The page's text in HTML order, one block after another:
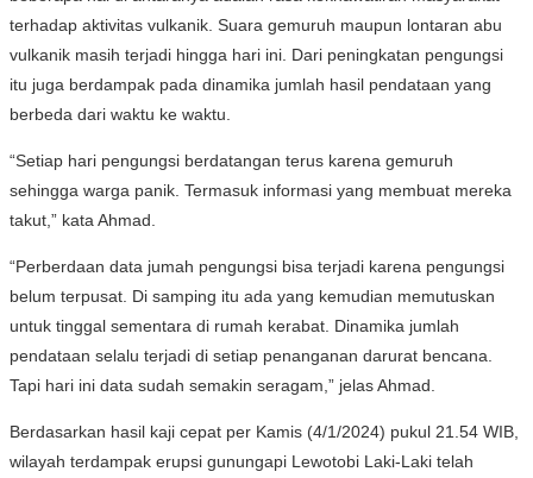
terhadap aktivitas vulkanik. Suara gemuruh maupun lontaran abu
vulkanik masih terjadi hingga hari ini. Dari peningkatan pengungsi
itu juga berdampak pada dinamika jumlah hasil pendataan yang
berbeda dari waktu ke waktu.
“Setiap hari pengungsi berdatangan terus karena gemuruh
sehingga warga panik. Termasuk informasi yang membuat mereka
takut,” kata Ahmad.
“Perberdaan data jumah pengungsi bisa terjadi karena pengungsi
belum terpusat. Di samping itu ada yang kemudian memutuskan
untuk tinggal sementara di rumah kerabat. Dinamika jumlah
pendataan selalu terjadi di setiap penanganan darurat bencana.
Tapi hari ini data sudah semakin seragam,” jelas Ahmad.
Berdasarkan hasil kaji cepat per Kamis (4/1/2024) pukul 21.54 WIB,
wilayah terdampak erupsi gunungapi Lewotobi Laki-Laki telah